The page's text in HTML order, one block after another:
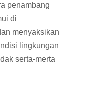
penambang
di
menyaksikan
lingkungan
serta-merta